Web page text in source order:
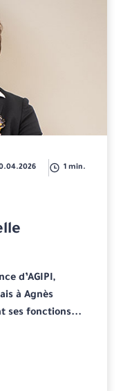
1 min.
d’AGIPI,
à Agnès
ses fonctions...